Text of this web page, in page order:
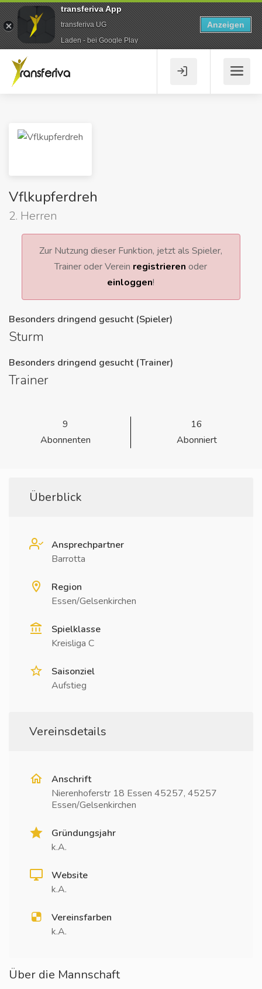
Vflkupferdreh
2. Herren
Zur Nutzung dieser Funktion, jetzt als Spieler,
Trainer oder Verein registrieren oder
einloggen!
Besonders dringend gesucht (Spieler)
Sturm
Besonders dringend gesucht (Trainer)
Trainer
9
Abonnenten
16
Abonniert
Überblick
Ansprechpartner
Barrotta
Region
Essen/Gelsenkirchen
Spielklasse
Kreisliga C
Saisonziel
Aufstieg
Vereinsdetails
Anschrift
Nierenhoferstr 18 Essen 45257, 45257
Essen/Gelsenkirchen
Gründungsjahr
k.A.
Website
k.A.
Vereinsfarben
k.A.
Über die Mannschaft
transferiva App
transferiva UG
Laden - bei Google Play
Anzeigen